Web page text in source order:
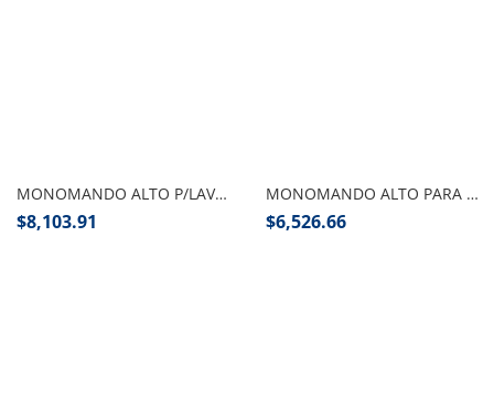
MONOMANDO ALTO P/LAVABO CROMO QUADRO
$8,103.91
MONOMANDO ALTO PARA LAVABO ITUA CROMO
$6,526.66